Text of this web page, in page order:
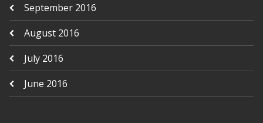
September 2016
August 2016
July 2016
June 2016